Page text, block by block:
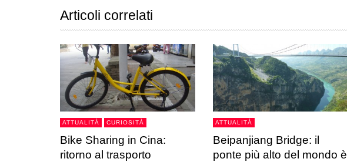
Articoli correlati
ATTUALITÀ CURIOSITÀ
Bike Sharing in Cina:
ritorno al trasporto
ATTUALITÀ
Beipanjiang Bridge: il
ponte più alto del mondo è